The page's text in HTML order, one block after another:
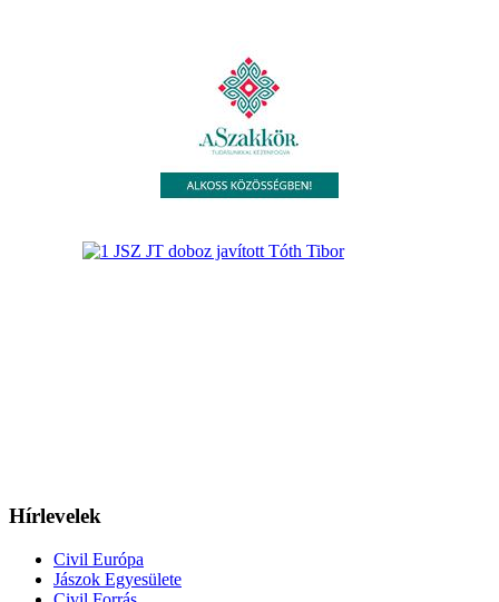
Hírlevelek
Civil Európa
Jászok Egyesülete